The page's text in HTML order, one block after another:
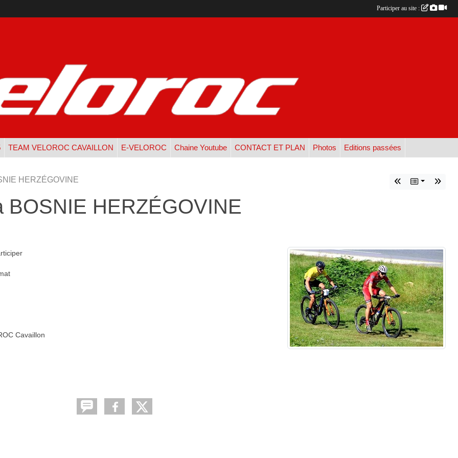
TEAM VELOROC CAVAILLON E-VELOROC Chaine Youtube CONTACT ET PLAN Photos Editions passées
HERZÉGOVINE
BOSNIE HERZÉGOVINE
Cavaillon
Participer au site :